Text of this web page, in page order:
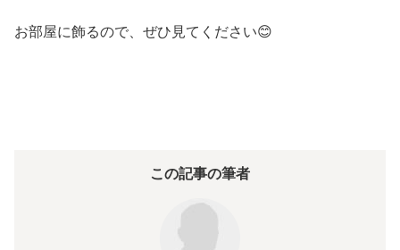
お部屋に飾るので、ぜひ見てください😊
この記事の筆者